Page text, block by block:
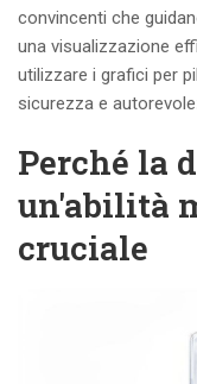
convincenti che
una visualizzazione
utilizzare i grafici per
sicurezza e
Perché la
un'abilità
cruciale